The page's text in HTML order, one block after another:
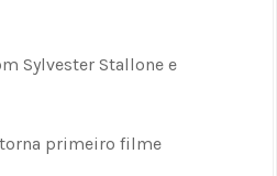
Sylvester Stallone e
primeiro filme